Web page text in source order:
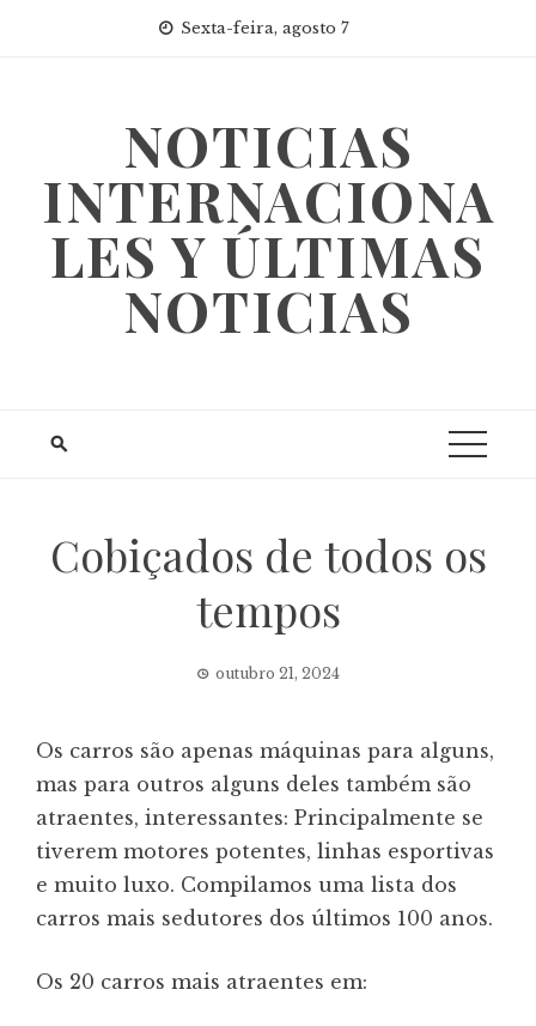
Sexta-feira, agosto 7
NOTICIAS
INTERNACIONA
LES Y ÚLTIMAS
NOTICIAS
Cobiçados de todos os
tempos
outubro 21, 2024
Os carros são apenas máquinas para alguns,
mas para outros alguns deles também são
atraentes, interessantes: Principalmente se
tiverem motores potentes, linhas esportivas
e muito luxo. Compilamos uma lista dos
carros mais sedutores dos últimos 100 anos.
Os 20 carros mais atraentes em: